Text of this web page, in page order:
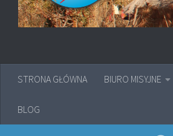
STRONA GŁÓWNA BIURO MISYJNE
BLOG